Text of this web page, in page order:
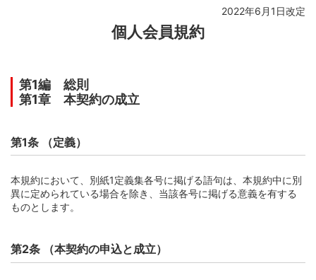
第8条 （更新カードの発行）
ときの処置）
第11条 （子カード）
第13条 （カード等の管理）
第15条 （カードの占有喪失時の会員の義務）
第16条 （カードの利用と本会員の責任）
れが生じた場合の調査等）
第18条 （偽造カードまたはカード情報が利用された場合
2022年6月1日改定
個人会員規約
第1編 総則
第1章 本契約の成立
第1条 （定義）
本規約において、別紙1定義集各号に掲げる語句は、本規約中に別
異に定められている場合を除き、当該各号に掲げる意義を有する
ものとします。
第2条 （本契約の申込と成立）